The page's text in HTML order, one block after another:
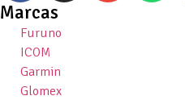
Marcas
Furuno
ICOM
Garmin
Glomex